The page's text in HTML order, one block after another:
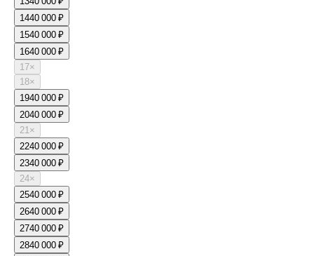
1440 000 ₽
1540 000 ₽
1640 000 ₽
17×
18×
1940 000 ₽
2040 000 ₽
21×
2240 000 ₽
2340 000 ₽
24×
2540 000 ₽
2640 000 ₽
2740 000 ₽
2840 000 ₽